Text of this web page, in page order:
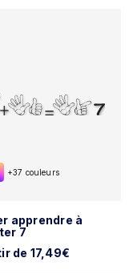
+37 couleurs
apprendre à
7
de 17,49€